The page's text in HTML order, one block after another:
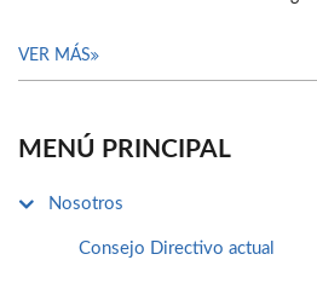
VER MÁS
MENÚ PRINCIPAL
Nosotros
Consejo Directivo actual